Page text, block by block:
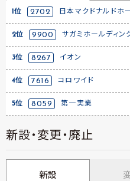
1位 2702 日本マクドナルドホ
2位 9900 サガミホールディン
3位 8267 イオン
4位 7616 コロワイド
5位 8059 第一実業
新設・変更・廃止
新設